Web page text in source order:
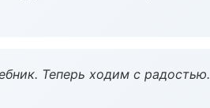
Теперь ходим с радостью.